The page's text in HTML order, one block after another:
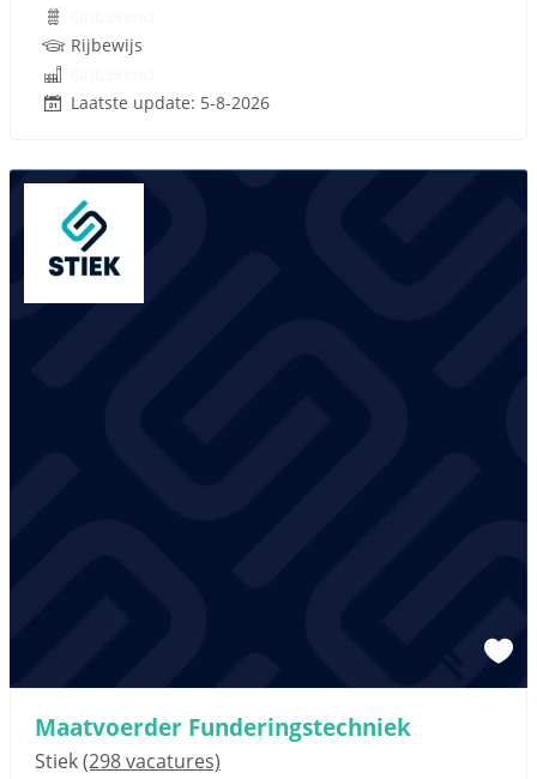
Rijbewijs
Laatste update: 5-8-2026
Maatvoerder Funderingstechniek
Stiek(298 vacatures)